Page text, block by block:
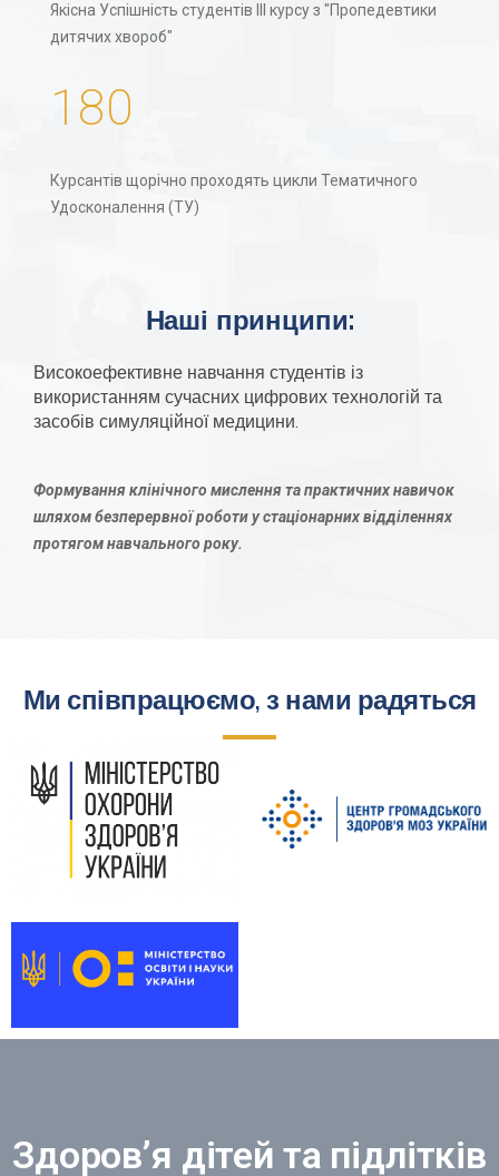
Якісна Успішність студентів III курсу з "Пропедевтики
дитячих хвороб"
180
Курсантів щорічно проходять цикли Тематичного
Удосконалення (ТУ)
Наші принципи:
Високоефективне навчання студентів із
використанням сучасних цифрових технологій та
засобів симуляційної медицини.
Формування клінічного мислення та практичних навичок
шляхом безперервної роботи у стаціонарних відділеннях
протягом навчального року.
Ми співпрацюємо, з нами радяться
Здоров’я дітей та підлітків